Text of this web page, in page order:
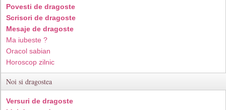
Povesti de dragoste
Scrisori de dragoste
Mesaje de dragoste
Ma iubeste ?
Oracol sabian
Horoscop zilnic
Noi si dragostea
Versuri de dragoste